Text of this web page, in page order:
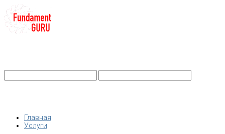
Главная
Услуги